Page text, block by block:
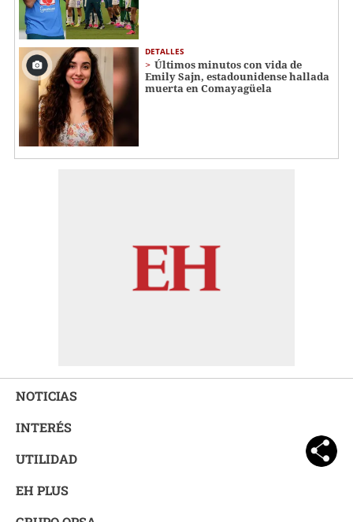
DETALLES
Últimos minutos con vida de
Emily Sajn, estadounidense hallada
muerta en Comayagüela
NOTICIAS
INTERÉS
UTILIDAD
EH PLUS